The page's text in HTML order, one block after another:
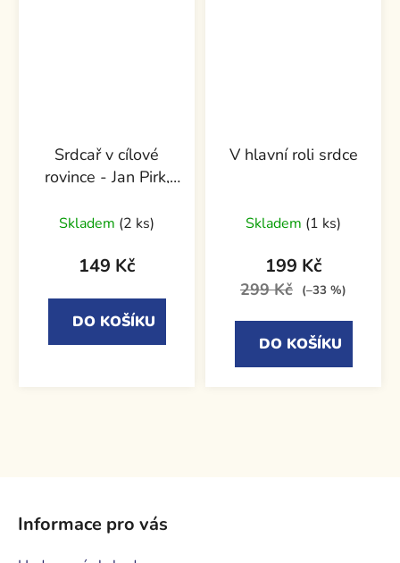
Srdcař v cílové
rovince - Jan Pirk,
Skladem (2 ks)
149 Kč
DO KOŠÍKU
V hlavní roli srdce
hodnocení
produktu
5
Skladem (1 ks)
199 Kč
299 Kč (–33 %)
DO KOŠÍKU
Informace pro vás